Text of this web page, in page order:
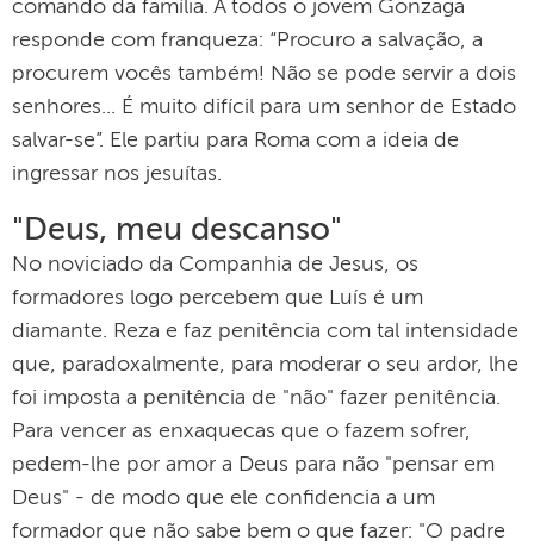
comando da família. A todos o jovem Gonzaga
responde com franqueza: “Procuro a salvação, a
procurem vocês também! Não se pode servir a dois
senhores... É muito difícil para um senhor de Estado
salvar-se”. Ele partiu para Roma com a ideia de
ingressar nos jesuítas.
"Deus, meu descanso"
No noviciado da Companhia de Jesus, os
formadores logo percebem que Luís é um
diamante. Reza e faz penitência com tal intensidade
que, paradoxalmente, para moderar o seu ardor, lhe
foi imposta a penitência de "não" fazer penitência.
Para vencer as enxaquecas que o fazem sofrer,
pedem-lhe por amor a Deus para não "pensar em
Deus" - de modo que ele confidencia a um
formador que não sabe bem o que fazer: "O padre